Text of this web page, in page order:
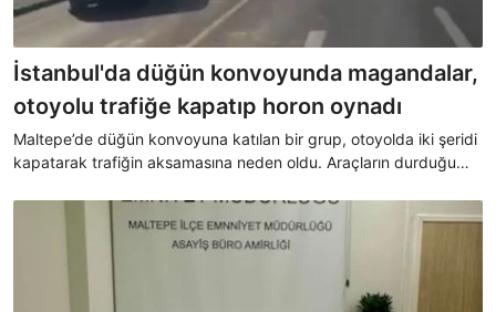
İstanbul'da düğün konvoyunda magandalar,
otoyolu trafiğe kapatıp horon oynadı
Maltepe’de düğün konvoyuna katılan bir grup, otoyolda iki şeridi
kapatarak trafiğin aksamasına neden oldu. Araçların durduğu
kamerasıyla kaydedildi.